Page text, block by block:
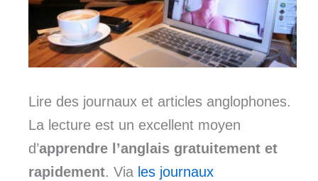
Lire des journaux et articles anglophones.
La lecture est un excellent moyen
d’apprendre l’anglais gratuitement et
rapidement. Via les journaux